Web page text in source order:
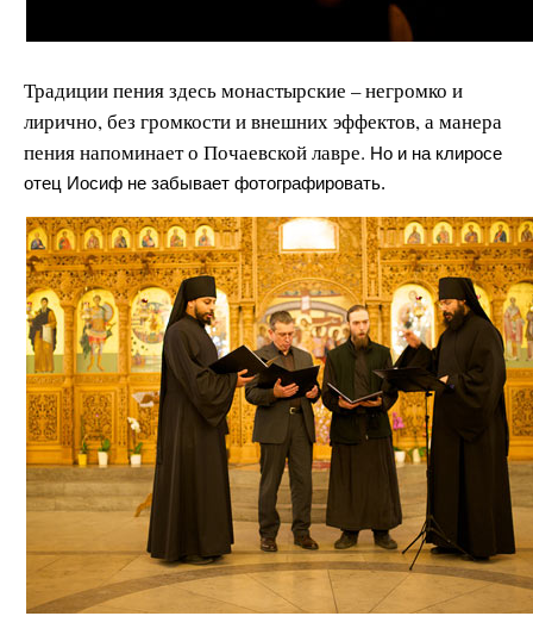
Традиции пения здесь монастырские – негромко и
лирично, без громкости и внешних эффектов, а манера
пения напоминает о Почаевской лавре. Но и на клиросе
отец Иосиф не забывает фотографировать.